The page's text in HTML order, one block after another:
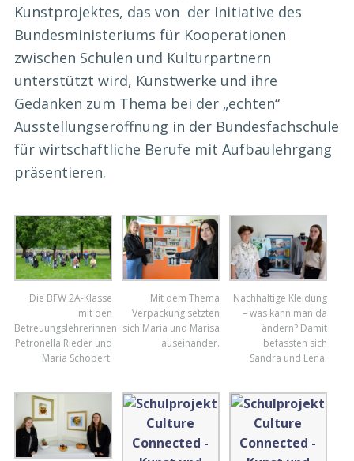
Kunstprojektes, das von der Initiative des
Bundesministeriums für Kooperationen
zwischen Schulen und Kulturpartnern
unterstützt wird, Kunstwerke und ihre
Gedanken zum Thema bei der „echten“
Ausstellungseröffnung in der Bundesfachschule
für wirtschaftliche Berufe mit Aufbaulehrgang
präsentieren.
Die BFW 2A-Klasse
mit den
Betreuungslehrerinnen
Petronella Rieder und
Maria Schobert.
Mit dem Thema
Verpackung setzten
sich Maria und Marisa
auseinander.
Nachhaltige Kleidung
– was kann man da
ändern? Damit
befassten sich
Sandra und Lena.